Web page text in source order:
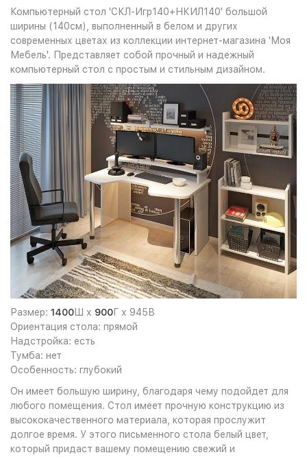
Компьютерный стол 'СКЛ-Игр140+НКИЛ140' большой
ширины (140см), выполненный в белом и других
современных цветах из коллекции интернет-магазина 'Моя
Мебель'. Представляет собой прочный и надежный
компьютерный стол с простым и стильным дизайном.
Размер: 1400 Ш х 900Г х 945В
Ориентация стола: прямой
Надстройка: есть
Тумба: нет
Особенность: глубокий
Он имеет большую ширину, благодаря чему подойдет для
любого помещения. Стол имеет прочную конструкцию из
высококачественного материала, которая прослужит
долгое время. У этого письменного стола белый цвет,
который придаст вашему помещению свежий и